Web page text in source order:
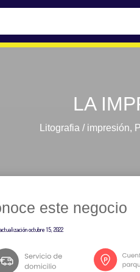
LA
Litografia / impresión,
este negocio
octubre 15, 2022